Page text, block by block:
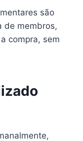
são
de membros,
compra, sem